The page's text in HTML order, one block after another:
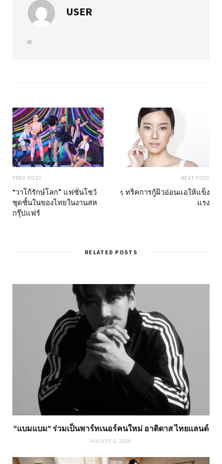
USER
W
PREV POST
“วาโก้รักษ์โลก” แฟชั่นโชว์
ชุดชั้นในของไทยในงานสห
กรุ๊ปแฟร์
NEXT POST
5 ทริคการกู้ผิวอ่อนแอให้แข็ง
แรง
RELATED POSTS
"แบมแบม" ร่วมเป็นพาร์ทเนอร์คนใหม่ อาดิดาส ไทยแลนด์
AUGUST 5, 2026